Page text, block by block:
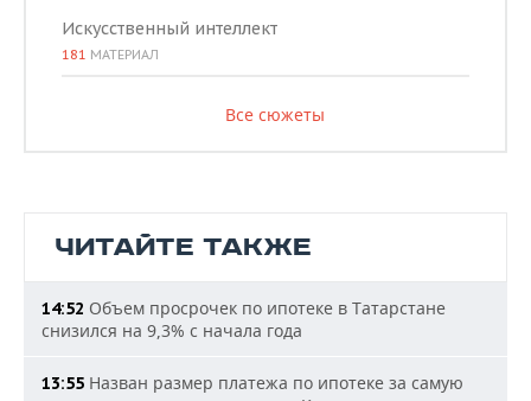
Искусственный интеллект
181 МАТЕРИАЛ
Все сюжеты
ЧИТАЙТЕ ТАКЖЕ
14:52 Объем просрочек по ипотеке в Татарстане
снизился на 9,3% с начала года
13:55 Назван размер платежа по ипотеке за самую